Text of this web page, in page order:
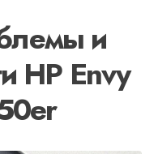
и
HP Envy